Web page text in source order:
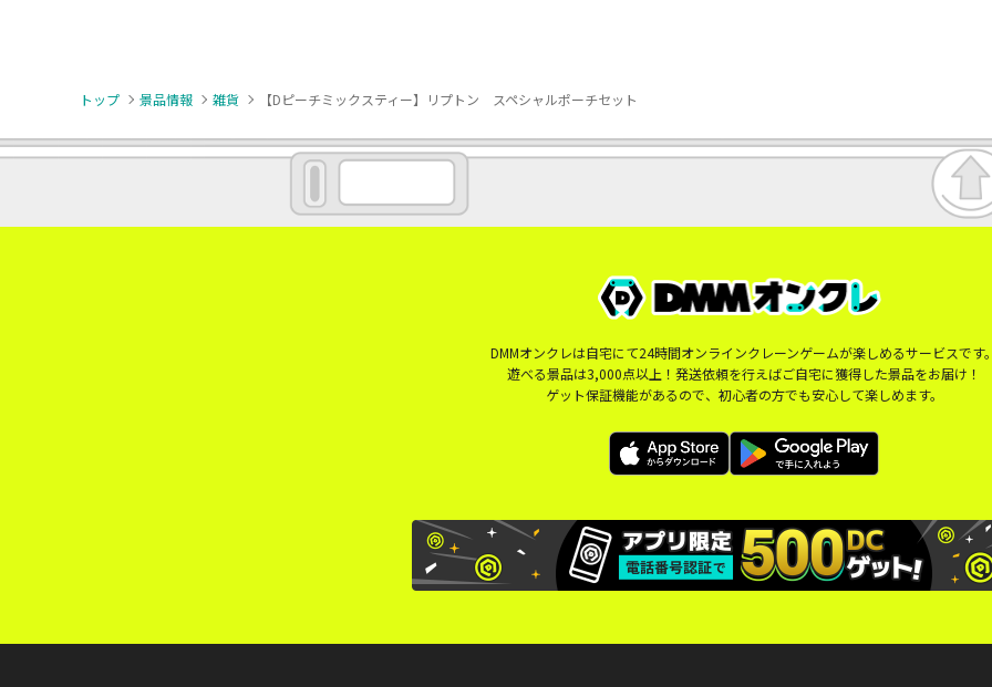
トップ 景品情報 雑貨 【Dピーチミックスティー】リプトン スペシャルポーチセット
DMMオンクレは自宅にて24時間オンラインクレーンゲームが楽しめるサービスです
遊べる景品は3,000点以上！発送依頼を行えばご自宅に獲得した景品をお届け！
ゲット保証機能があるので、初心者の方でも安心して楽しめます。